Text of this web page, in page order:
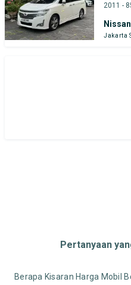
2011 -
Jakarta
Pertanyaan
Berapa Kisaran Harga Mobil